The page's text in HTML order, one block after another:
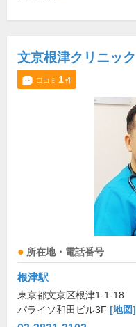
文京根津クリニック
口コミ 1件
所在地・電話番号
根津駅
東京都文京区根津1-1-18
パライソ和田ビル3F [地図]